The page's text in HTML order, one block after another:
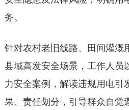
务。
针对农村老旧线路、田间灌溉
县域高发安全场景，工作人员
力安全案例，解读违规用电引
果、责任划分，引导群众自觉